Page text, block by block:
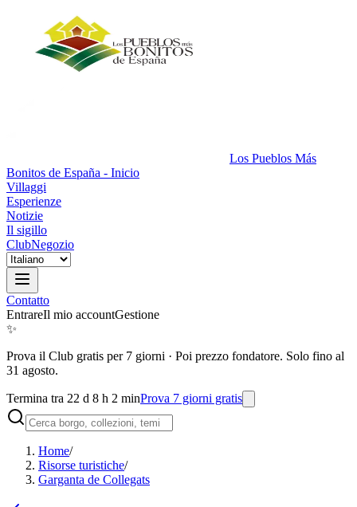
Los Pueblos Más
Bonitos de España - Inicio
Villaggi
Esperienze
Notizie
Il sigillo
ClubNegozio
Contatto
EntrareIl mio accountGestione
✨
Prova il Club gratis per 7 giorni · Poi prezzo fondatore. Solo fino al
31 agosto.
Termina tra 22 d 8 h 2 minProva 7 giorni gratis
Home/
Risorse turistiche/
Garganta de Collegats